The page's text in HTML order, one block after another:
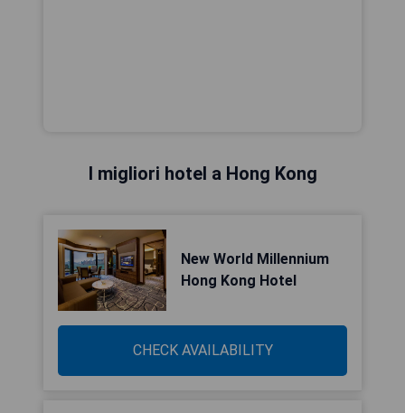
I migliori hotel a Hong Kong
New World Millennium
Hong Kong Hotel
CHECK AVAILABILITY